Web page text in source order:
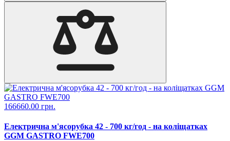
166660.00 грн.
Електрична м'ясорубка 42 - 700 кг/год - на коліщатках
GGM GASTRO FWE700